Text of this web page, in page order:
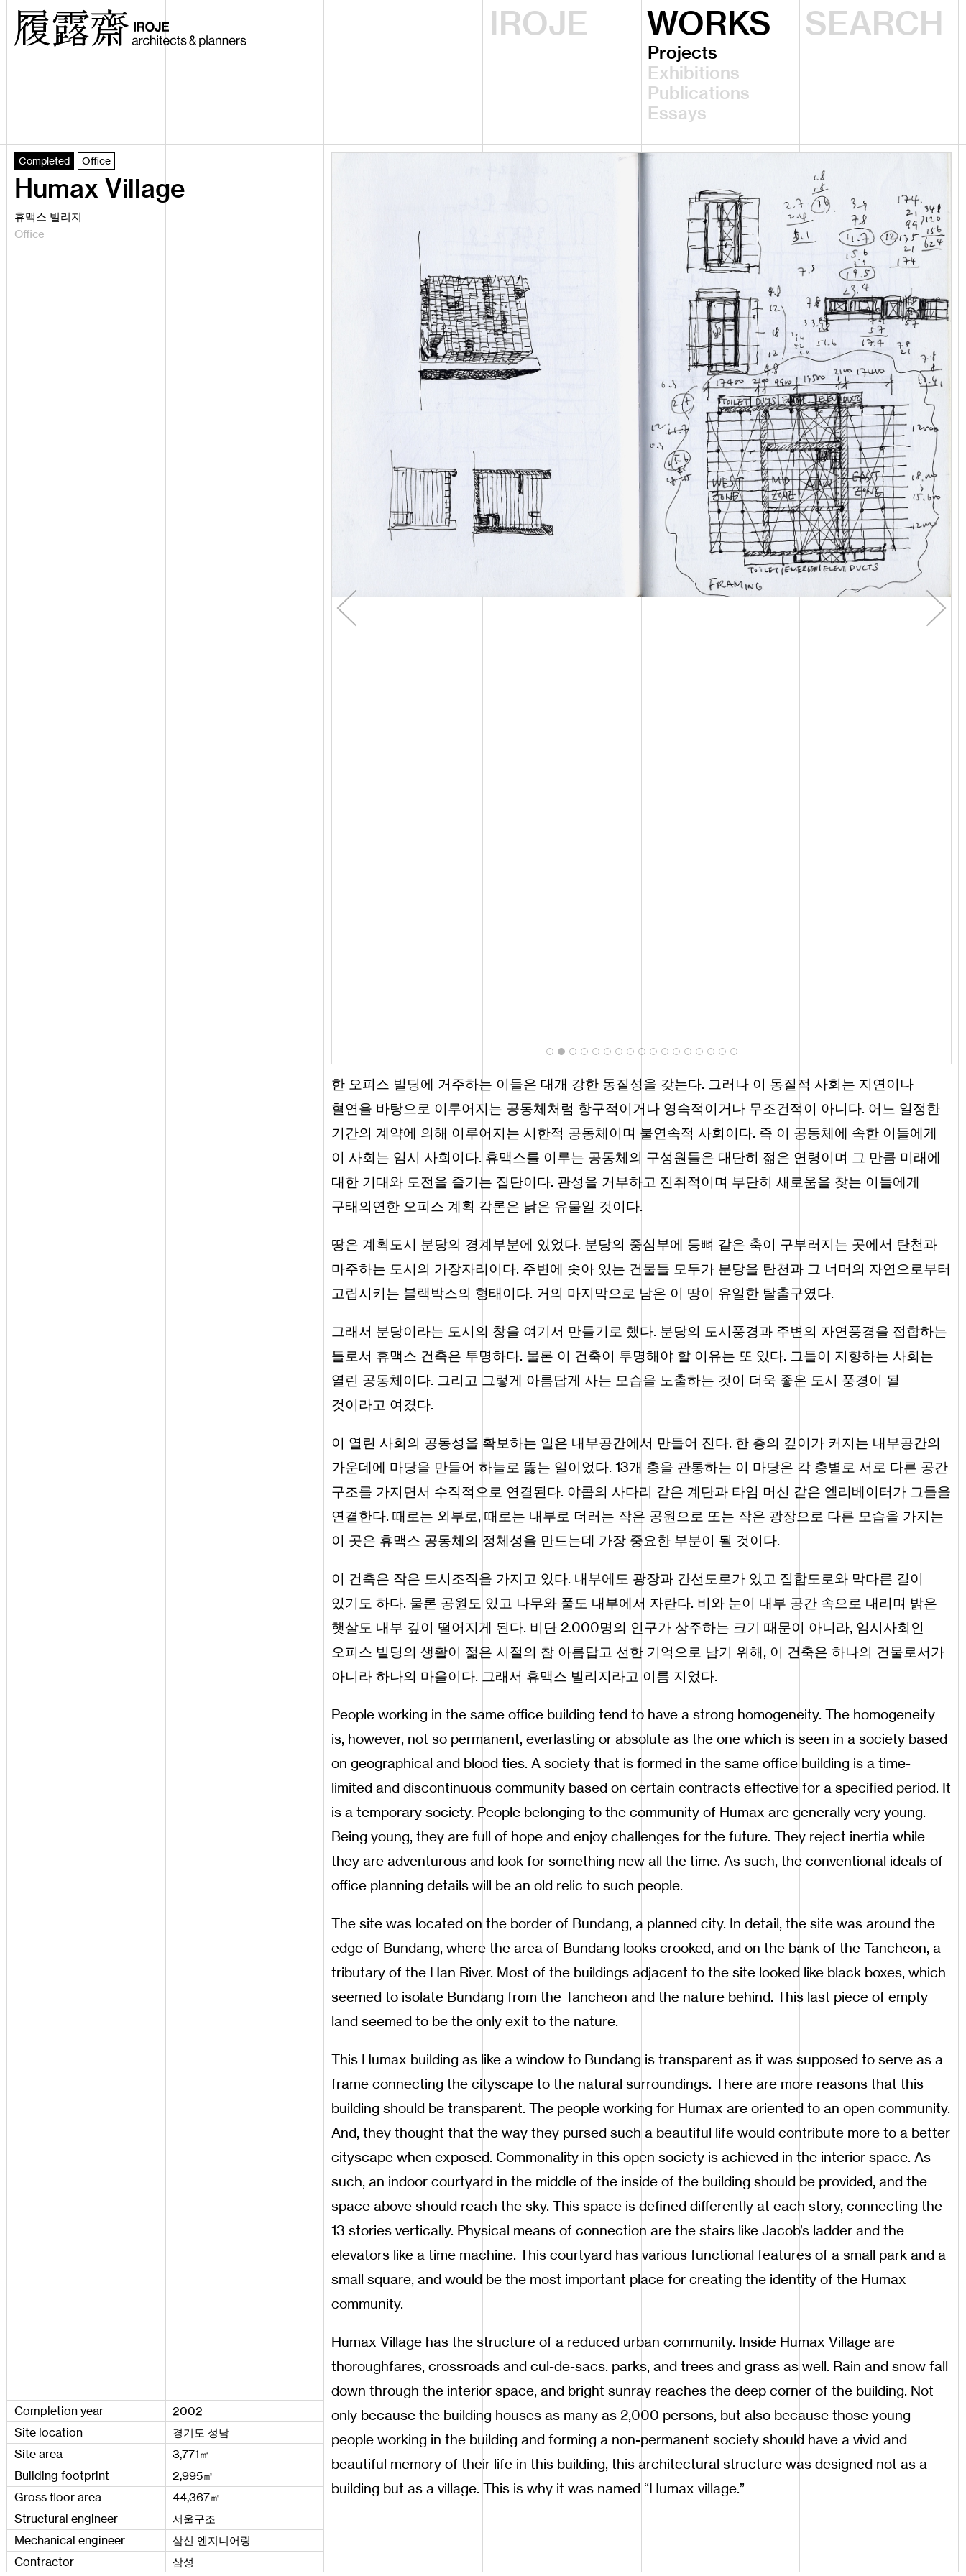
IROJE WORKS
Projects
Exhibitions
Publications
Essays
Completed Office
Humax Village
휴맥스 빌리지
Office
Completion year
2002
Site location 경기도 성남
Site area 3,771㎡
Building footprint 2,995㎡
Gross floor area 44,367㎡
Structural engineer 서울구조
Mechanical engineer 삼신 엔지니어링
Contractor 삼성
한 오피스 빌딩에 거주하는 이들은 대개 강한 동질성을 갖는다. 그러나 이 동질적 사회는 지연이나
혈연을 바탕으로 이루어지는 공동체처럼 항구적이거나 영속적이거나 무조건적이 아니다. 어느 일정한
기간의 계약에 의해 이루어지는 시한적 공동체이며 불연속적 사회이다. 즉 이 공동체에 속한 이들에게
이 사회는 임시 사회이다. 휴맥스를 이루는 공동체의 구성원들은 대단히 젊은 연령이며 그 만큼 미래에
대한 기대와 도전을 즐기는 집단이다. 관성을 거부하고 진취적이며 부단히 새로움을 찾는 이들에게
구태의연한 오피스 계획 각론은 낡은 유물일 것이다.
땅은 계획도시 분당의 경계부분에 있었다. 분당의 중심부에 등뼈 같은 축이 구부러지는 곳에서 탄천과
마주하는 도시의 가장자리이다. 주변에 솟아 있는 건물들 모두가 분당을 탄천과 그 너머의 자연으로부터
고립시키는 블랙박스의 형태이다. 거의 마지막으로 남은 이 땅이 유일한 탈출구였다.
그래서 분당이라는 도시의 창을 여기서 만들기로 했다. 분당의 도시풍경과 주변의 자연풍경을 접합하는
틀로서 휴맥스 건축은 투명하다. 물론 이 건축이 투명해야 할 이유는 또 있다. 그들이 지향하는 사회는
열린 공동체이다. 그리고 그렇게 아름답게 사는 모습을 노출하는 것이 더욱 좋은 도시 풍경이 될
것이라고 여겼다.
이 열린 사회의 공동성을 확보하는 일은 내부공간에서 만들어 진다. 한 층의 깊이가 커지는 내부공간의
가운데에 마당을 만들어 하늘로 뚫는 일이었다. 13개 층을 관통하는 이 마당은 각 층별로 서로 다른 공간
구조를 가지면서 수직적으로 연결된다. 야콥의 사다리 같은 계단과 타임 머신 같은 엘리베이터가 그들을
연결한다. 때로는 외부로, 때로는 내부로 더러는 작은 공원으로 또는 작은 광장으로 다른 모습을 가지는
이 곳은 휴맥스 공동체의 정체성을 만드는데 가장 중요한 부분이 될 것이다.
이 건축은 작은 도시조직을 가지고 있다. 내부에도 광장과 간선도로가 있고 집합도로와 막다른 길이
있기도 하다. 물론 공원도 있고 나무와 풀도 내부에서 자란다. 비와 눈이 내부 공간 속으로 내리며 밝은
햇살도 내부 깊이 떨어지게 된다. 비단 2.000명의 인구가 상주하는 크기 때문이 아니라, 임시사회인
오피스 빌딩의 생활이 젊은 시절의 참 아름답고 선한 기억으로 남기 위해, 이 건축은 하나의 건물로서가
아니라 하나의 마을이다. 그래서 휴맥스 빌리지라고 이름 지었다.
People working in the same office building tend to have a strong homogeneity. The homogeneity
is, however, not so permanent, everlasting or absolute as the one which is seen in a society based
on geographical and blood ties. A society that is formed in the same office building is a time-
limited and discontinuous community based on certain contracts effective for a specified period. It
is a temporary society. People belonging to the community of Humax are generally very young.
Being young, they are full of hope and enjoy challenges for the future. They reject inertia while
they are adventurous and look for something new all the time. As such, the conventional ideals of
office planning details will be an old relic to such people.
The site was located on the border of Bundang, a planned city. In detail, the site was around the
edge of Bundang, where the area of Bundang looks crooked, and on the bank of the Tancheon, a
tributary of the Han River. Most of the buildings adjacent to the site looked like black boxes, which
seemed to isolate Bundang from the Tancheon and the nature behind. This last piece of empty
land seemed to be the only exit to the nature.
This Humax building as like a window to Bundang is transparent as it was supposed to serve as a
frame connecting the cityscape to the natural surroundings. There are more reasons that this
building should be transparent. The people working for Humax are oriented to an open community.
And, they thought that the way they pursed such a beautiful life would contribute more to a better
cityscape when exposed. Commonality in this open society is achieved in the interior space. As
such, an indoor courtyard in the middle of the inside of the building should be provided, and the
space above should reach the sky. This space is defined differently at each story, connecting the
13 stories vertically. Physical means of connection are the stairs like Jacob’s ladder and the
elevators like a time machine. This courtyard has various functional features of a small park and a
small square, and would be the most important place for creating the identity of the Humax
community.
Humax Village has the structure of a reduced urban community. Inside Humax Village are
thoroughfares, crossroads and cul-de-sacs. parks, and trees and grass as well. Rain and snow fall
down through the interior space, and bright sunray reaches the deep corner of the building. Not
only because the building houses as many as 2,000 persons, but also because those young
people working in the building and forming a non-permanent society should have a vivid and
beautiful memory of their life in this building, this architectural structure was designed not as a
building but as a village. This is why it was named “Humax village.”